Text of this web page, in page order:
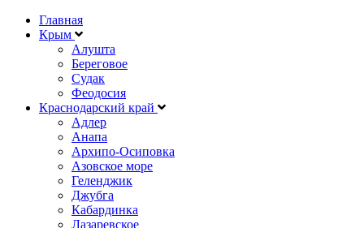
Главная
Крым
Алушта
Береговое
Судак
Феодосия
Краснодарский край
Адлер
Анапа
Архипо-Осиповка
Азовское море
Геленджик
Джубга
Кабардинка
Лазаревское